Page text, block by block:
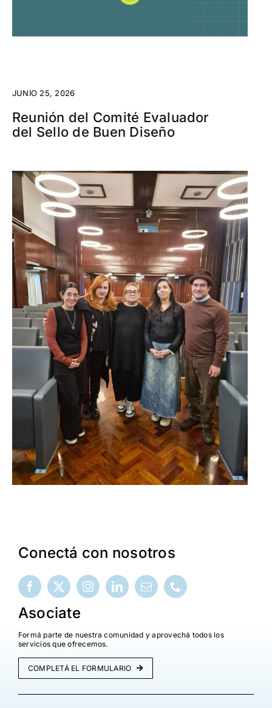
JUNIO 25, 2026
Reunión del Comité Evaluador
del Sello de Buen Diseño
Conectá con nosotros
Asociate
Formá parte de nuestra comunidad y aprovechá todos los
servicios que ofrecemos.
COMPLETÁ EL FORMULARIO